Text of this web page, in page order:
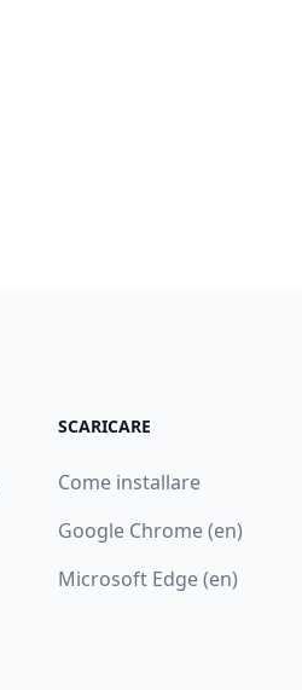
SCARICARE
Come installare
Google Chrome (en)
Microsoft Edge (en)